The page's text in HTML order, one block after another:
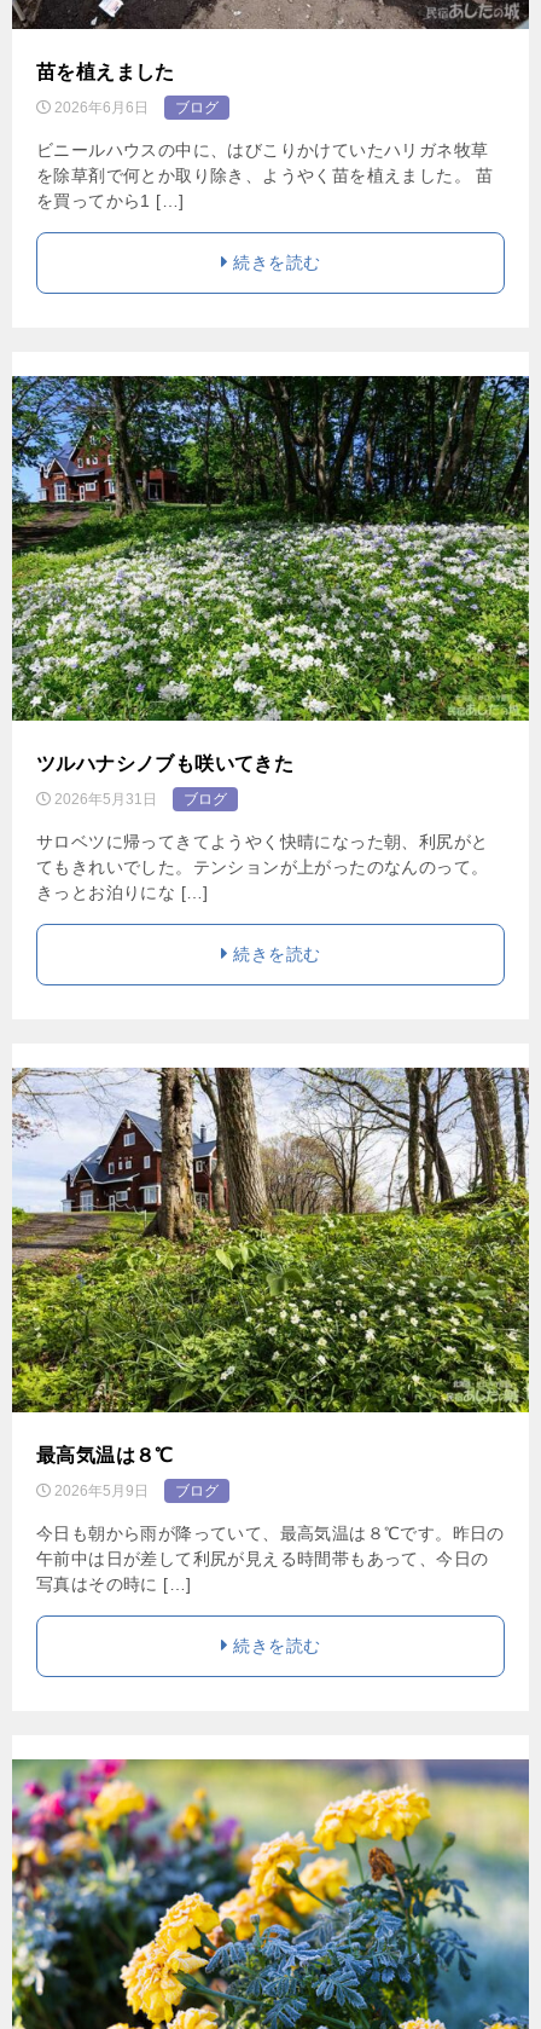
苗を植えました
2026年6月6日 ブログ
ビニールハウスの中に、はびこりかけていたハリガネ牧草
を除草剤で何とか取り除き、ようやく苗を植えました。 苗
を買ってから1 […]
続きを読む
ツルハナシノブも咲いてきた
2026年5月31日 ブログ
サロベツに帰ってきてようやく快晴になった朝、利尻がと
てもきれいでした。テンションが上がったのなんのって。
きっとお泊りにな […]
続きを読む
最高気温は８℃
2026年5月9日 ブログ
今日も朝から雨が降っていて、最高気温は８℃です。昨日の
午前中は日が差して利尻が見える時間帯もあって、今日の
写真はその時に […]
続きを読む